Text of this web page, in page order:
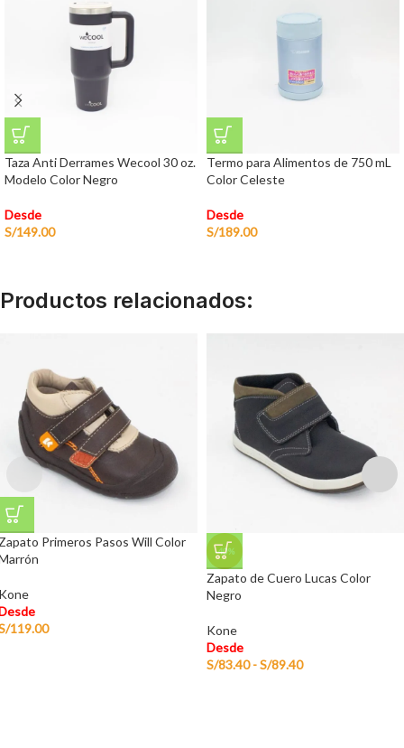
Taza Anti Derrames Wecool 30 oz.
Modelo Color Negro
Desde
S/149.00
Termo para Alimentos de 750 mL
Color Celeste
Desde
S/189.00
Productos relacionados:
Primeros Pasos Will Color
119.00
-40%
Zapato de Cuero Lucas Color
Negro
Kone
Desde
S/83.40 -S/89.40